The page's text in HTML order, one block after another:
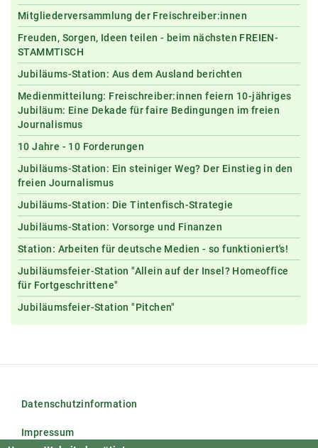
Mitgliederversammlung der Freischreiber:innen
Freuden, Sorgen, Ideen teilen - beim nächsten FREIEN-
STAMMTISCH
Jubiläums-Station: Aus dem Ausland berichten
Medienmitteilung: Freischreiber:innen feiern 10-jähriges
Jubiläum: Eine Dekade für faire Bedingungen im freien
Journalismus
10 Jahre - 10 Forderungen
Jubiläums-Station: Ein steiniger Weg? Der Einstieg in den
freien Journalismus
Jubiläums-Station: Die Tintenfisch-Strategie
Jubiläums-Station: Vorsorge und Finanzen
Station: Arbeiten für deutsche Medien - so funktioniert's!
Jubiläumsfeier-Station "Allein auf der Insel? Homeoffice
für Fortgeschrittene"
Jubiläumsfeier-Station "Pitchen"
Datenschutzinformation
Impressum